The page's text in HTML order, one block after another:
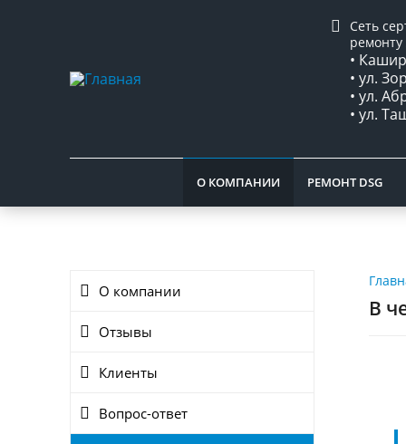
Сеть
ремонту
•
• ул.
• ул.
• ул.
О КОМПАНИИ РЕМОНТ DSG
О компании
Отзывы
Клиенты
Вопрос-ответ
В